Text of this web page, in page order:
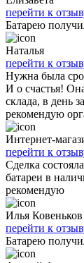
перейти к
Батарею
Наталья
перейти к
Нужна была
И о счастья!
склада, в день
рекомендую
Интернет-
перейти к
Сделка
батареи в
рекомендую
Илья Ковеньков
перейти к
Батарею